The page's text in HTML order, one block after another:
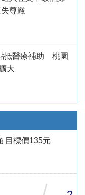
尊嚴
抵醫療補助 桃園
大
目標價135元